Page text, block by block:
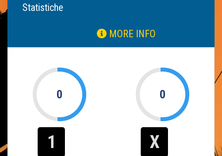
Statistiche
MORE INFO
0
1
0
X